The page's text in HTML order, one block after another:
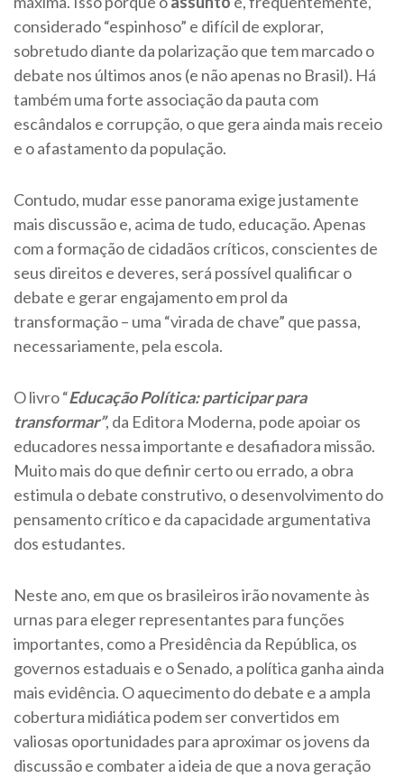
considerado “espinhoso” e difícil de explorar,
sobretudo diante da polarização que tem marcado o
debate nos últimos anos (e não apenas no Brasil). Há
também uma forte associação da pauta com
escândalos e corrupção, o que gera ainda mais receio
e o afastamento da população.
Contudo, mudar esse panorama exige justamente
mais discussão e, acima de tudo, educação. Apenas
com a formação de cidadãos críticos, conscientes de
seus direitos e deveres, será possível qualificar o
debate e gerar engajamento em prol da
transformação – uma “virada de chave” que passa,
necessariamente, pela escola.
O livro “Educação Política: participar para
transformar”, da Editora Moderna, pode apoiar os
educadores nessa importante e desafiadora missão.
Muito mais do que definir certo ou errado, a obra
estimula o debate construtivo, o desenvolvimento do
pensamento crítico e da capacidade argumentativa
dos estudantes.
Neste ano, em que os brasileiros irão novamente às
urnas para eleger representantes para funções
importantes, como a Presidência da República, os
governos estaduais e o Senado, a política ganha ainda
mais evidência. O aquecimento do debate e a ampla
cobertura midiática podem ser convertidos em
valiosas oportunidades para aproximar os jovens da
discussão e combater a ideia de que a nova geração